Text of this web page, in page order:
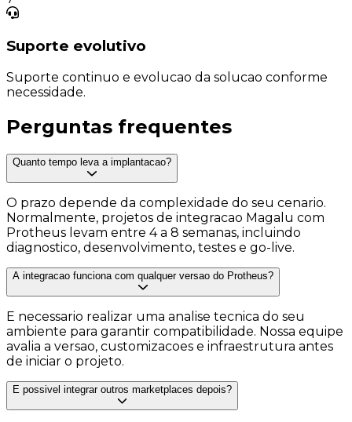
Suporte evolutivo
Suporte continuo e evolucao da solucao conforme
necessidade.
Perguntas frequentes
Quanto tempo leva a implantacao?
O prazo depende da complexidade do seu cenario.
Normalmente, projetos de integracao Magalu com
Protheus levam entre 4 a 8 semanas, incluindo
diagnostico, desenvolvimento, testes e go-live.
A integracao funciona com qualquer versao do Protheus?
E necessario realizar uma analise tecnica do seu
ambiente para garantir compatibilidade. Nossa equipe
avalia a versao, customizacoes e infraestrutura antes
de iniciar o projeto.
E possivel integrar outros marketplaces depois?